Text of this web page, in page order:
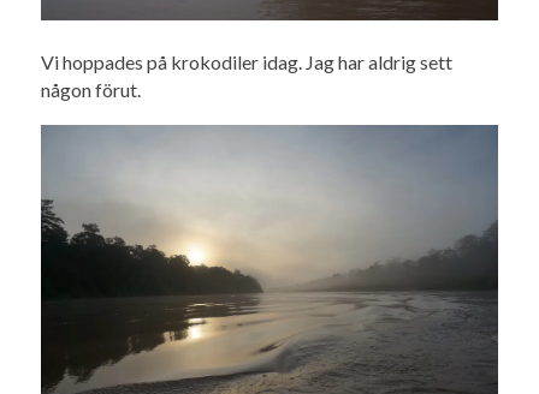
Vi hoppades på krokodiler idag. Jag har aldrig sett
någon förut.